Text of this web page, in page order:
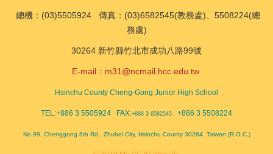
總機：(03)5505924 傳真：(03)6582545(教務處)、5508224(總
務處)
30264 新竹縣竹北市成功八路99號
E-mail： m31@ncmail.hcc.edu.tw
Hsinchu County Cheng-Gong Junior High School
TEL:+886 3 5505924 FAX:+886 3 6582545、 +886 3 5508224
No.99, Chenggong 8th Rd., Zhubei City, Hsinchu County 30264, Taiwan (R.O.C.)